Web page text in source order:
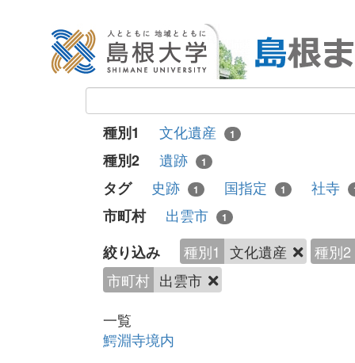
種別1 文化遺産 1
種別2 遺跡 1
タグ 史跡 1 国指定 1 社寺
市町村 出雲市 1
絞り込み 種別1 文化遺産
種別2
市町村 出雲市
一覧
鰐淵寺境内